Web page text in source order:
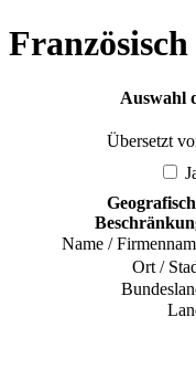
Auswahl
Übersetzt
Name /
Ort /